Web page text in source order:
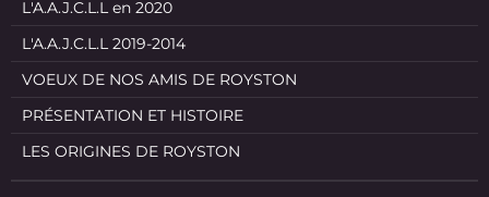
L'A.A.J.C.L.L en 2020
L'A.A.J.C.L.L 2019-2014
VOEUX DE NOS AMIS DE ROYSTON
PRÉSENTATION ET HISTOIRE
LES ORIGINES DE ROYSTON